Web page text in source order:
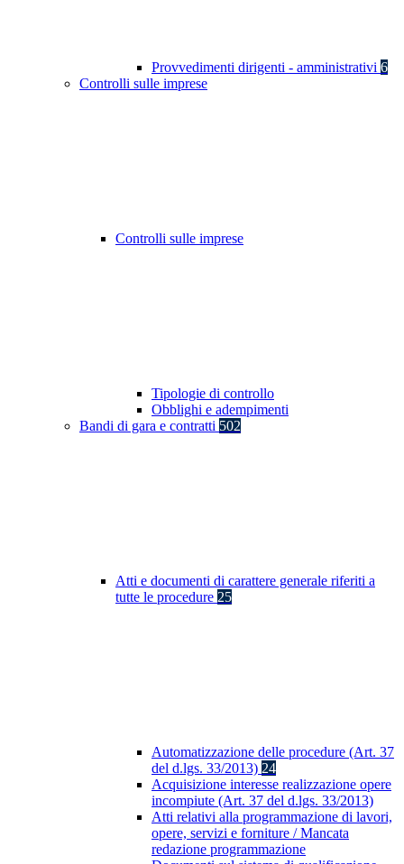
Provvedimenti dirigenti - amministrativi 6
Controlli sulle imprese
Controlli sulle imprese
Tipologie di controllo
Obblighi e adempimenti
Bandi di gara e contratti 502
Atti e documenti di carattere generale riferiti a
tutte le procedure 25
Automatizzazione delle procedure (Art. 37
del d.lgs. 33/2013) 24
Acquisizione interesse realizzazione opere
incompiute (Art. 37 del d.lgs. 33/2013)
Atti relativi alla programmazione di lavori,
opere, servizi e forniture / Mancata
redazione programmazione